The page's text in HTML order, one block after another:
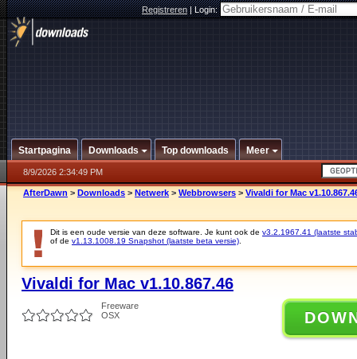
Registreren|Login:
Startpagina Downloads Top downloads Meer
8/9/2026 2:34:49 PM
AfterDawn > Downloads > Netwerk > Webbrowsers > Vivaldi for Mac
Dit is een oude versie van deze software. Je kunt ook de v3.2.1967.41 (laatste
of de v1.13.1008.19 Snapshot (laatste beta versie)
Vivaldi for Mac v1.10.867.46
Freeware
OSX